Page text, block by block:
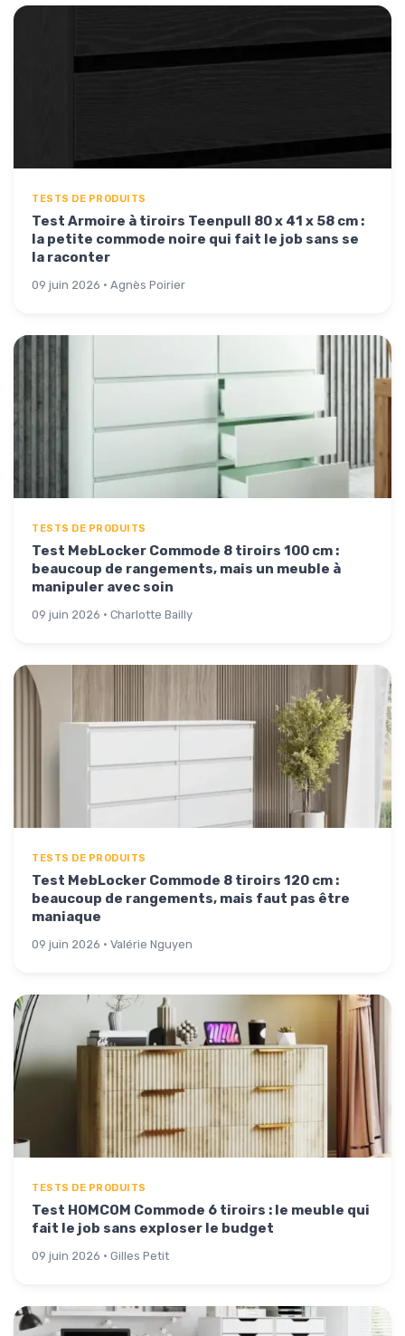
TESTS DE PRODUITS
Test Armoire à tiroirs Teenpull 80 x 41 x 58 cm :
la petite commode noire qui fait le job sans se
la raconter
09 juin 2026 · Agnès Poirier
TESTS DE PRODUITS
Test MebLocker Commode 8 tiroirs 100 cm :
beaucoup de rangements, mais un meuble à
manipuler avec soin
09 juin 2026 · Charlotte Bailly
TESTS DE PRODUITS
Test MebLocker Commode 8 tiroirs 120 cm :
beaucoup de rangements, mais faut pas être
maniaque
09 juin 2026 · Valérie Nguyen
TESTS DE PRODUITS
Test HOMCOM Commode 6 tiroirs : le meuble qui
fait le job sans exploser le budget
09 juin 2026 · Gilles Petit